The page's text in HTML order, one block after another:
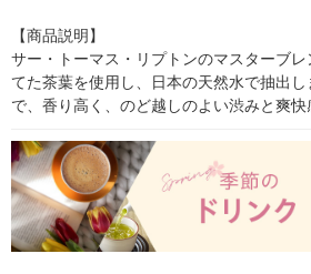
【商品説明】
サー・トーマス・リプトンのマスターブ
てた茶葉を使用し、日本の天然水で抽出
で、香り高く、のど越しのよい渋みと爽快